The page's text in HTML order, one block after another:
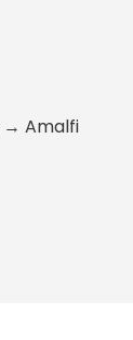
→ Amalfi